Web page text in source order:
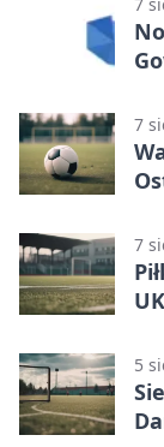
7
7
5